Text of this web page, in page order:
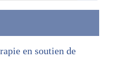
en soutien de